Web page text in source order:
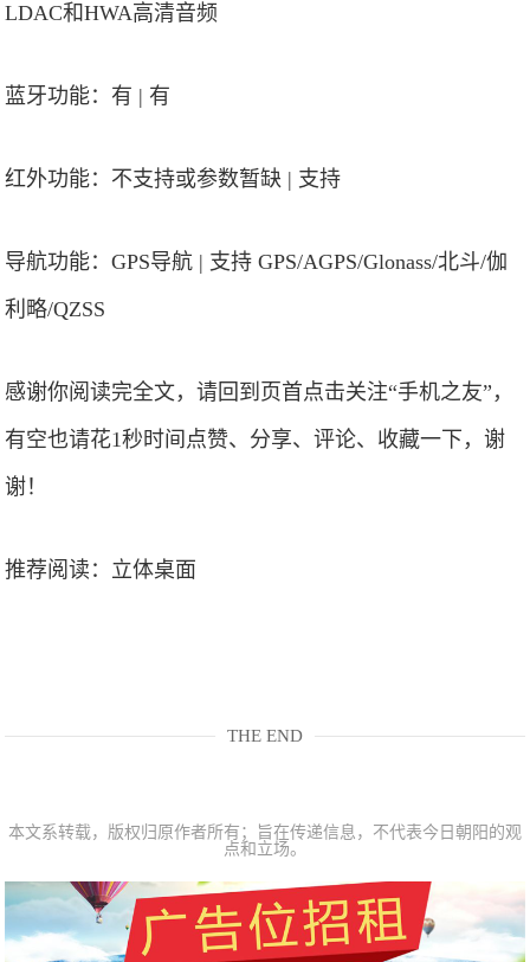
LDAC和HWA高清音频
蓝牙功能：有 | 有
红外功能：不支持或参数暂缺 | 支持
导航功能：GPS导航 | 支持 GPS/AGPS/Glonass/北斗/伽
利略/QZSS
感谢你阅读完全文，请回到页首点击关注“手机之友”，
有空也请花1秒时间点赞、分享、评论、收藏一下，谢
谢！
推荐阅读： 立体桌面
THE END
本文系转载，版权归原作者所有；旨在传递信息，不代表今日朝阳的观
点和立场。